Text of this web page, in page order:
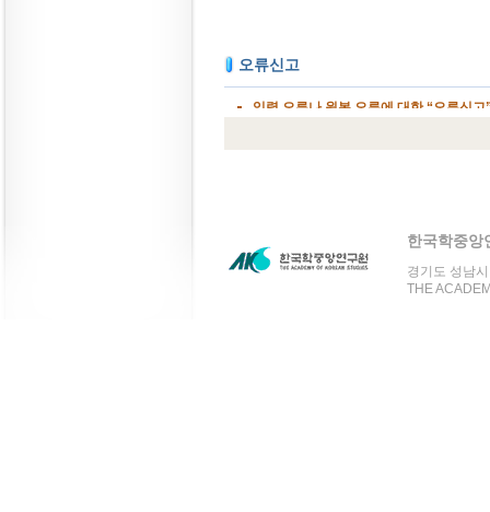
한국학중앙
경기도 성남
THE